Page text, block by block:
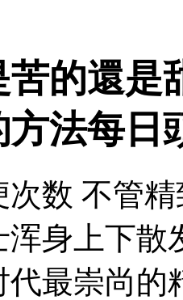
的還是
法每日
次数 不管
浑身上下
最崇尚的